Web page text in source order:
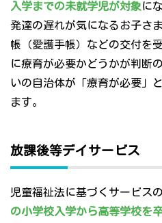
入学までの未就学児が対象に
発達の遅れが気になるお子さ
帳（愛護手帳）などの交付を
に療育が必要かどうかが判断
いの自治体が「療育が必要」
ます。
放課後等デイサービス
児童福祉法に基づくサービス
の小学校入学から高等学校を